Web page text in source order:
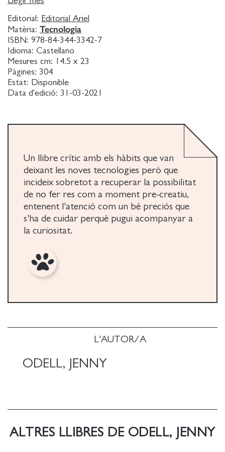
L'AUTOR/A
ODELL, JENNY
no hacer nada es ganar tiempo para nosotros
mismos, ser contemplativos y ejercitar la
percepción, recuperar el nexo con la realidad física
y encontrar modos de relacionarnos de los que no
se beneficien ni las empresas ni los algoritmos. Lejos
de la antitecnología, Cómo no hacer nada es un
manifiesto contra el discurso de la eficiencia y el
tecnodeterminismo, un ensayo original en el que
vertiginoso constituye un acto de resistencia
Editorial: Editorial Ariel
Matèria: Tecnologia
ISBN: 978-84-344-3342-7
Idioma: Castellano
Mesures cm:
14.5 x 23
Pàgines: 304
Estat: Disponible
Data d'edició: 31-03-2021
Un llibre crític amb els hàbits que van
deixant les noves tecnologies però que
incideix sobretot a recuperar la possibilitat
de no fer res com a moment pre-creatiu,
entenent l'atenció com un bé preciós que
s'ha de cuidar perquè pugui acompanyar a
la curiositat.
ALTRES LLIBRES DE ODELL, JENNY